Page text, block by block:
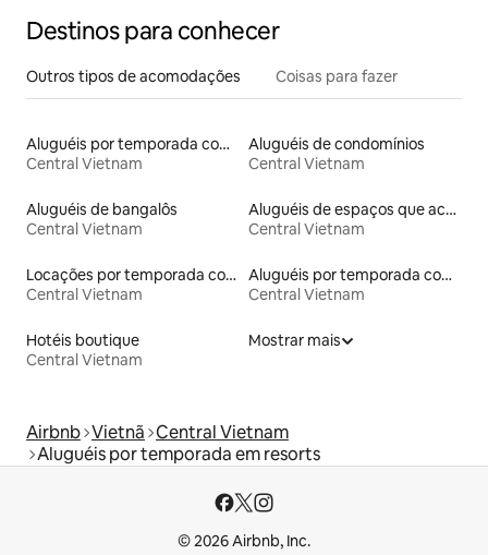
Destinos para conhecer
Outros tipos de acomodações Coisas para fazer
Aluguéis por temporada com sauna
Central Vietnam
Aluguéis de condomínios
Central Vietnam
Aluguéis de bangalôs
Central Vietnam
Aluguéis de espaços que aceitam animais de estimação
Central Vietnam
Locações por temporada com piscina
Central Vietnam
Aluguéis por temporada com acesso à praia
Central Vietnam
Hotéis boutique
Central Vietnam
Mostrar mais
Airbnb Vietnã Central Vietnam
Aluguéis por temporada em resorts
© 2026 Airbnb, Inc.